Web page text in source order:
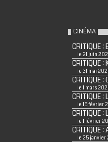
CINÉMA
CRITIQUE :
le 21 juin
CRITIQUE :
le 31 mai
CRITIQUE :
le 1 mars
CRITIQUE :
le 15 février
CRITIQUE :
le 1 février
CRITIQUE :
le 25 janvier